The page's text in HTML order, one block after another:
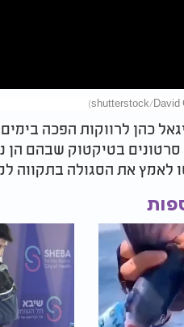
כהן לרווקות הפכה
בטיקטוק שבהם הן
לאמץ את הסגולה בתקווה